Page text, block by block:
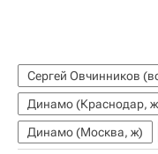
Сергей Овчинников
Динамо (Краснодар,
Динамо (Москва, ж)